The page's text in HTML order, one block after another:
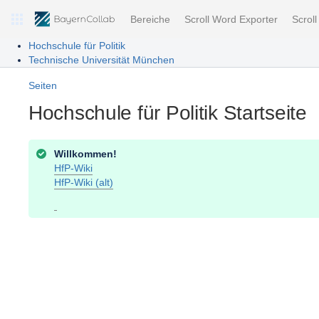
Bereiche Scroll Word Exporter
Hochschule für Politik
Technische Universität München
Seiten
Hochschule für Politik Startseite
Willkommen!
HfP-Wiki
HfP-Wiki (alt)